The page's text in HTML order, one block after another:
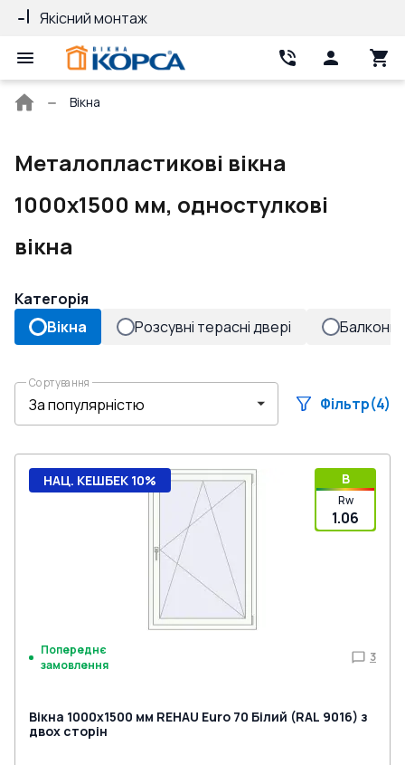
Якісний монтаж
Головна
Вікна
Металопластикові вікна
1000x1500 мм, одностулкові
вікна
Категорія
Вікна
Розсувні терасні двері Балконні
Сортування
Фільтр(4)
B
Rw
1.06
НАЦ. КЕШБЕК 10%
Попереднє
замовлення
3
Вікна 1000x1500 мм REHAU Euro 70 Білий (RAL 9016) з
двох сторін